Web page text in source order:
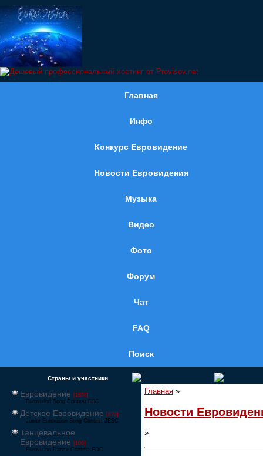
Главная
Инфо
Конкурс Евровидение
Новости Евровидения
Музыка
Видео
Фото
Форум
Чат
FAQ
Поиск
Страны и участники
Евровидение [1858]
Eurovision Song Contest ESC
Детское Евровидение [878]
Junior Eurovision Song Contest JESC
Танцевальное
Евровидение [106]
Eurovision Dance Contest EDC
Главная »
Новости
»